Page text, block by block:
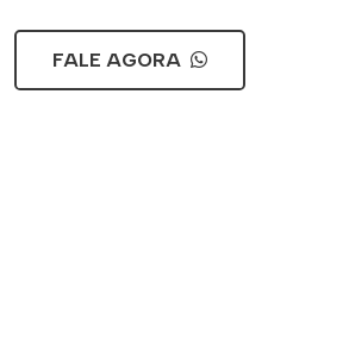
FALE AGORA